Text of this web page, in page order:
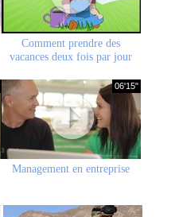
Comment prendre des
vacances deux fois par jour
Management en entreprise
06'15"